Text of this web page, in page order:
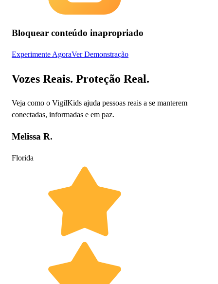
Bloquear conteúdo inapropriado
Experimente AgoraVer Demonstração
Vozes Reais. Proteção Real.
Veja como o VigilKids ajuda pessoas reais a se manterem
conectadas, informadas e em paz.
Melissa R.
Florida